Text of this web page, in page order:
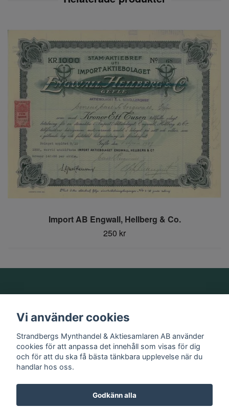
Import AB Engwall, Hellberg & Co.
250 kr
Information
Sociala medier
Vi använder cookies
Strandbergs Mynthandel & Aktiesamlaren AB använder
cookies för att anpassa det innehåll som visas för dig
och för att du ska få bästa tänkbara upplevelse när du
handlar hos oss.
Godkänn alla